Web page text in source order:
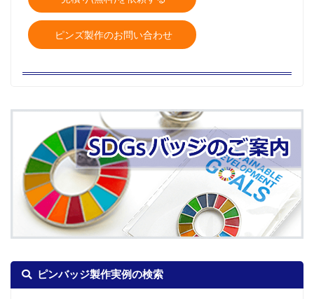
ピンバッジ製作実例の検索
ピンズ製作のお問い合わせ